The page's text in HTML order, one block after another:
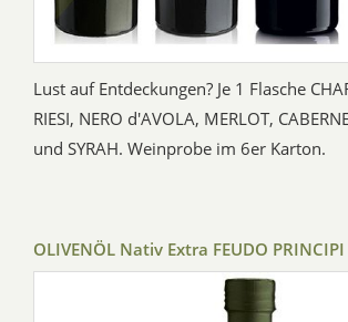
Lust auf Entdeckungen? Je 1 Flasche
RIESI, NERO d'AVOLA, MERLOT,
und SYRAH. Weinprobe im 6er Karton.
OLIVENÖL Nativ Extra FEUDO PRINCIPI